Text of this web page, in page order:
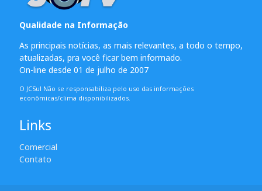
Qualidade na Informação
As principais notícias, as mais relevantes, a todo o tempo,
atualizadas, pra você ficar bem informado.
On-line desde 01 de julho de 2007
O JCSul Não se responsabiliza pelo uso das informações
econômicas/clima disponibilizados.
Links
Comercial
Contato